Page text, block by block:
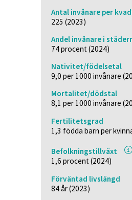
Antal invånare per
225 (2023)
Andel invånare i
74 procent (2024)
Nativitet/födelsetal
9,0 per 1000 invånare
Mortalitet/dödstal
8,1 per 1000 invånare
Fertilitetsgrad
1,3 födda barn per
Befolkningstillväxt
1,6 procent (2024)
Förväntad livslängd
84 år (2023)